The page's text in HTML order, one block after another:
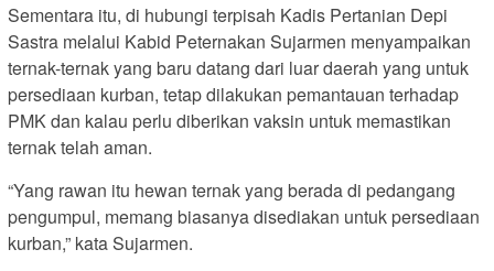
Sementara itu, di hubungi terpisah Kadis Pertanian Depi
Sastra melalui Kabid Peternakan Sujarmen menyampaikan
ternak-ternak yang baru datang dari luar daerah yang untuk
persediaan kurban, tetap dilakukan pemantauan terhadap
PMK dan kalau perlu diberikan vaksin untuk memastikan
ternak telah aman.
“Yang rawan itu hewan ternak yang berada di pedangang
pengumpul, memang biasanya disediakan untuk persediaan
kurban,” kata Sujarmen.